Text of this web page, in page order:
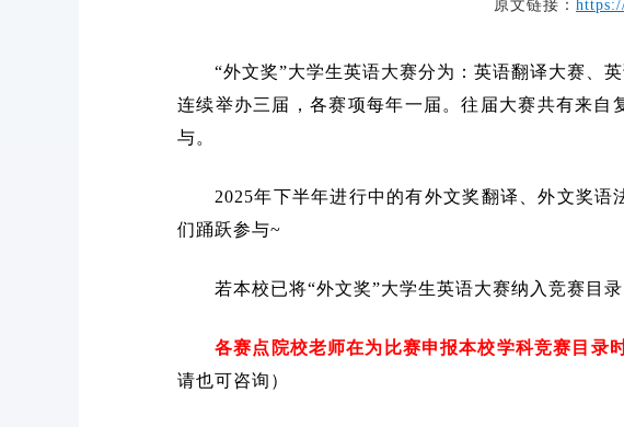
原文链接：
“外文奖”大学生英语大赛分为：英语翻译大赛、
连续举办三届，各赛项每年一届。往届大赛共有来
与。
2025年下半年进行中的有外文奖翻译、外文奖
们踊跃参与~
若本校已将“外文奖”大学生英语大赛纳入竞赛目
各赛点院校老师在为比赛申报本校学科竞赛目录
请也可咨询）